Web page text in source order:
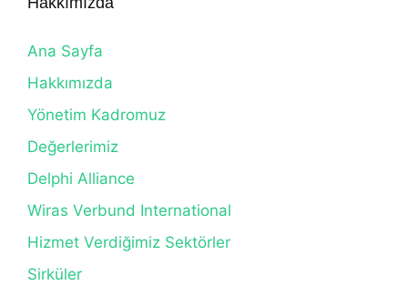
Ana Sayfa
Hakkımızda
Yönetim Kadromuz
Değerlerimiz
Delphi Alliance
Wiras Verbund International
Hizmet Verdiğimiz Sektörler
Sirküler